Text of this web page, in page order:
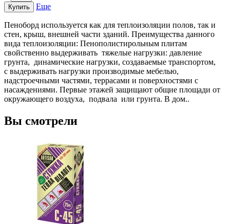
Купить Еще
Пеноборд используется как для теплоизоляции полов, так и
стен, крыш, внешней части зданий. Преимущества данного
вида теплоизоляции: Пенополистирольным плитам
свойственно выдерживать тяжелые нагрузки: давление
грунта, динамические нагрузки, создаваемые транспортом,
с выдерживать нагрузки производимые мебелью,
надстроечными частями, террасами и поверхностями с
насаждениями. Первые этажей защищают общие площади от
окружающего воздуха, подвала или грунта. В дом..
Вы смотрели